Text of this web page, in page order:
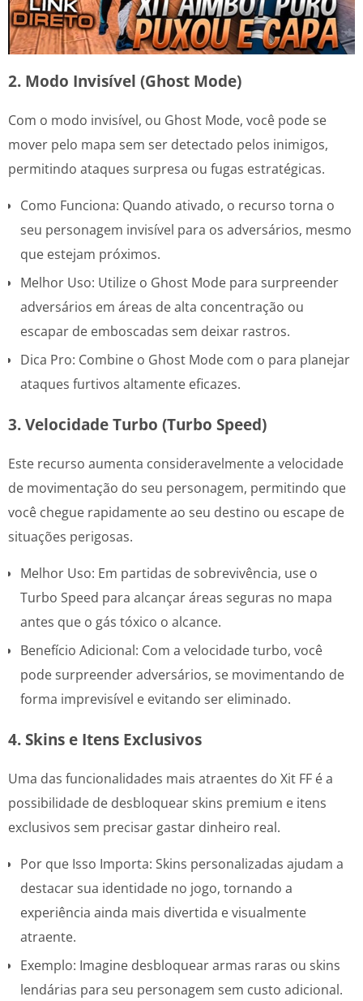
2. Modo Invisível (Ghost Mode)
Com o modo invisível, ou Ghost Mode, você pode se
mover pelo mapa sem ser detectado pelos inimigos,
permitindo ataques surpresa ou fugas estratégicas.
Como Funciona: Quando ativado, o recurso torna o
seu personagem invisível para os adversários, mesmo
que estejam próximos.
Melhor Uso: Utilize o Ghost Mode para surpreender
adversários em áreas de alta concentração ou
escapar de emboscadas sem deixar rastros.
Dica Pro: Combine o Ghost Mode com o para planejar
ataques furtivos altamente eficazes.
3. Velocidade Turbo (Turbo Speed)
Este recurso aumenta consideravelmente a velocidade
de movimentação do seu personagem, permitindo que
você chegue rapidamente ao seu destino ou escape de
situações perigosas.
Melhor Uso: Em partidas de sobrevivência, use o
Turbo Speed para alcançar áreas seguras no mapa
antes que o gás tóxico o alcance.
Benefício Adicional: Com a velocidade turbo, você
pode surpreender adversários, se movimentando de
forma imprevisível e evitando ser eliminado.
4. Skins e Itens Exclusivos
Uma das funcionalidades mais atraentes do Xit FF é a
possibilidade de desbloquear skins premium e itens
exclusivos sem precisar gastar dinheiro real.
Por que Isso Importa: Skins personalizadas ajudam a
destacar sua identidade no jogo, tornando a
experiência ainda mais divertida e visualmente
atraente.
Exemplo: Imagine desbloquear armas raras ou skins
lendárias para seu personagem sem custo adicional.